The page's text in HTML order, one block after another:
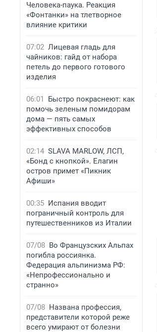
Человека-паука. Реакция
«Фонтанки» на тлетворное
влияние критики
07:02 Лицевая гладь для
чайников: гайд от набора
петель до первого готового
изделия
06:01
Быстро покраснеют: как
помочь зеленым помидорам
дома — пять самых
эффективных способов
02:14 SLAVA MARLOW, ЛСП,
«Бонд с кнопкой». Елагин
остров примет «Пикник
Афиши»
00:35 Испания вводит
пограничный контроль для
путешественников из Италии
07/08 Во Французских Альпах
погибла россиянка.
Федерация альпинизма РФ:
«Непрофессионально и
странно»
07/08 Названа профессия,
представители которой реже
всего умирают от болезни